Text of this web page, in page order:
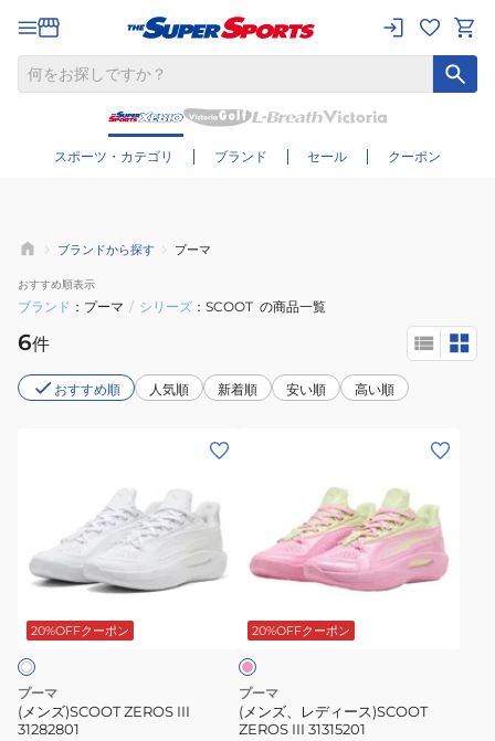
スポーツ・カテゴリ ブランド セール クーポン
さらに絞り込む
ブランドから探す プーマ
おすすめ順表示
ブランド プーマ / シリーズ SCOOT の商品一覧
6件
おすすめ順 人気順 新着順 安い順 高い順
31282801
20%OFFクーポン
プーマ
(メンズ)SCOOT ZEROS III
31282801
ィ
ス)SCOOT
ZEROS
III
31315201
20%OFFクーポン
ピ
ク
プーマ
(メンズ、レディース)SCOOT
ZEROS III 31315201